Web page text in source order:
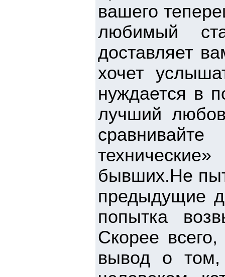
вашего
любимый
доставляет
хочет
нуждается в
лучший
бывших.Не
предыдущие
попытка
Скорее
вывод о том,